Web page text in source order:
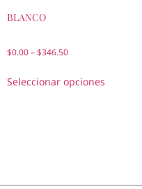
BLANCO
$0.00–$346.50
Seleccionar opciones